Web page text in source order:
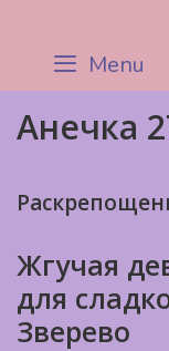
content Menu
Анечка
Жгучая
для
Зверево